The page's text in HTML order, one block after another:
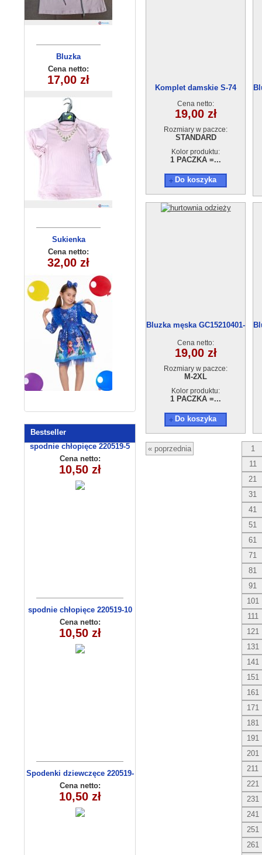
Bluzka
dziecieca
(6-16）6szt
Cena netto:
17,00 zł
Sukienka
dziewczęca
(3-10 ) 5szt
Cena netto:
32,00 zł
Bluza
dziecięca
290525-DB373
(8-16) 10szt
Cena netto:
22,00 zł
Komplety
dziecięce (1-4
) 4szt
Cena netto:
12,00 zł
Bestseller
spodnie chłopięce 220519-5
(1- 4) 4 szt
Cena netto:
10,50 zł
spodnie chłopięce 220519-10
(1-4)
Cena netto:
10,50 zł
Spodenki dziewczęce 220519-
4 (13-16)
Cena netto:
10,50 zł
Komplet damskie S-74
Cena netto:
19,00 zł
Rozmiary w paczce:
STANDARD
Kolor produktu:
1 PACZKA =...
Do koszyka
Bluzka męska GC15210401-
Cena netto:
19,00 zł
Rozmiary w paczce:
M-2XL
Kolor produktu:
1 PACZKA =...
Do koszyka
« poprzednia
1
11
21
31
41
51
61
71
81
91
101
111
121
131
141
151
161
171
181
191
201
211
221
231
241
251
261